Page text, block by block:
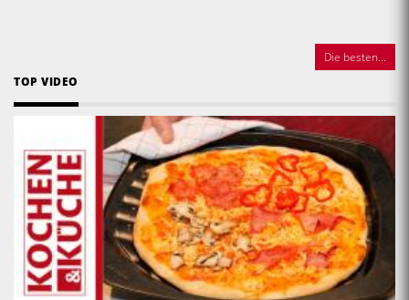
Die besten...
TOP VIDEO